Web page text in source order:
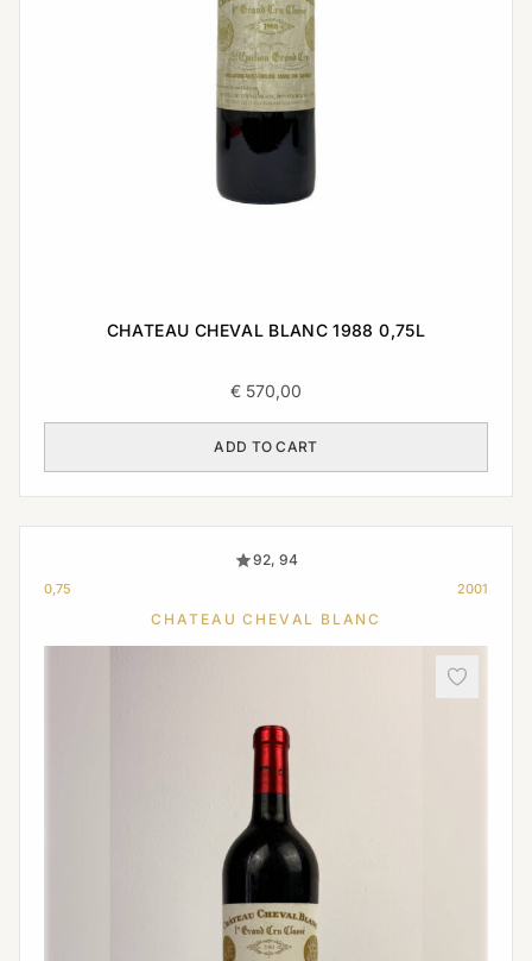
CHATEAU CHEVAL BLANC 1988 0,75L
€ 570,00
ADD TO CART
92, 94
0,75 2001
CHATEAU CHEVAL BLANC